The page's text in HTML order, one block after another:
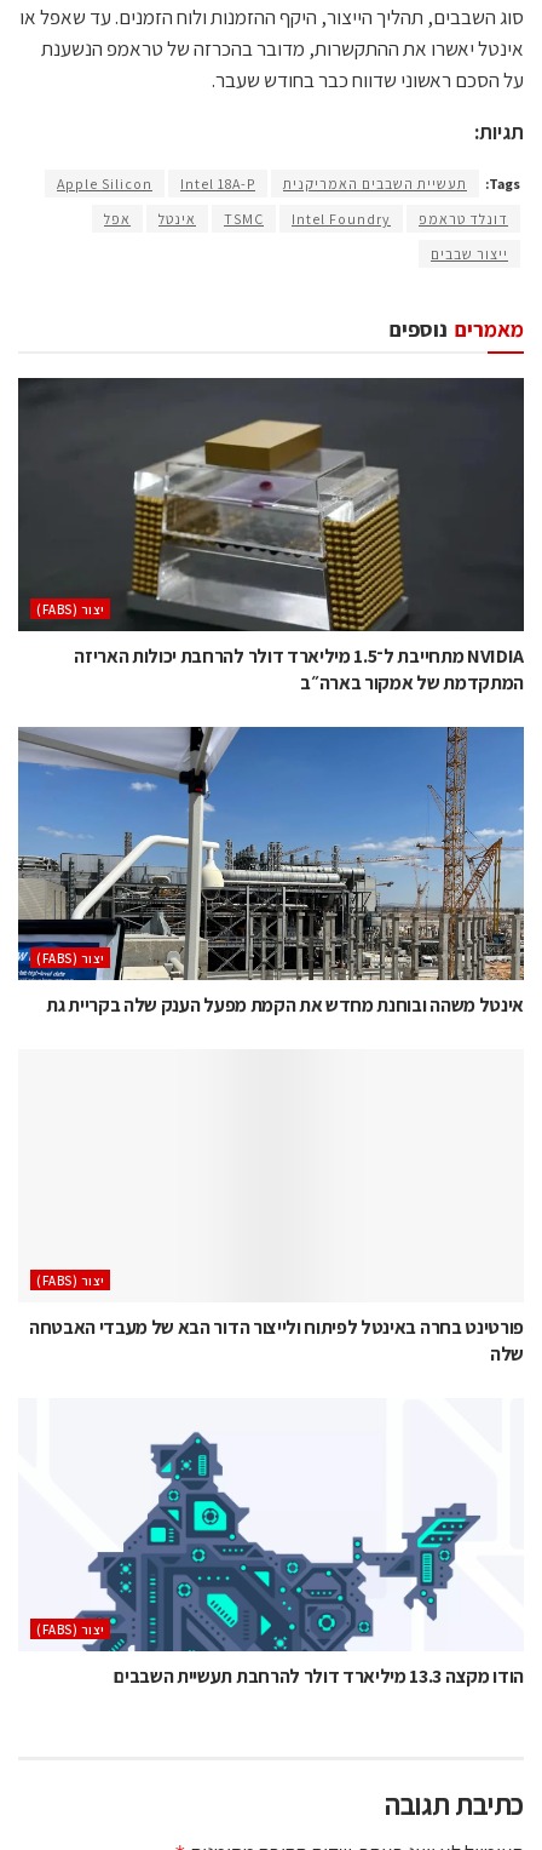
סוג השבבים, תהליך הייצור, היקף ההזמנות ולוח הזמנים. עד שאפל או
אינטל יאשרו את ההתקשרות, מדובר בהכרזה של טראמפ הנשענת
על הסכם ראשוני שדווח כבר בחודש שעבר.
תגיות:
Tags: תעשיית השבבים האמריקנית Intel 18A-P
Apple Silicon
דונלד טראמפ
Intel Foundry
TSMC אינטל
אפל
ייצור שבבים
נוספים מאמרים
‫יצור (‪(FABS‬‬
NVIDIA מתחייבת ל־1.5 מיליארד דולר להרחבת יכולות האריזה
המתקדמת של אמקור בארה״ב
‫יצור (‪(FABS‬‬
אינטל משהה ובוחנת מחדש את הקמת מפעל הענק שלה בקריית גת
‫יצור (‪(FABS‬‬
פורטינט בחרה באינטל לפיתוח ולייצור הדור הבא של מעבדי האבטחה
שלה
‫יצור (‪(FABS‬‬
הודו מקצה 13.3 מיליארד דולר להרחבת תעשיית השבבים
כתיבת תגובה